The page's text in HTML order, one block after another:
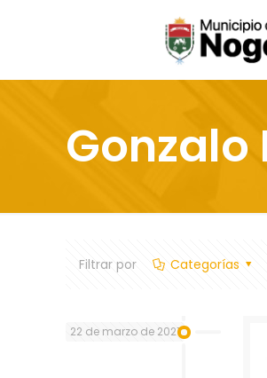
Gonzalo
Filtrar por Categorías
22 de marzo de 2021